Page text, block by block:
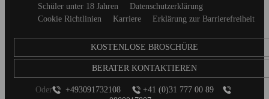
Schüler unter 18 Jahren
Datenschutzerklärung
Cookie Richtlinien
Karriere Erklärung zur Barrierefreiheit
KOSTENLOSE BROSCHÜRE
BERATER KONTAKTIEREN
Oder +493091732108
+41 (0)31 777 00 89